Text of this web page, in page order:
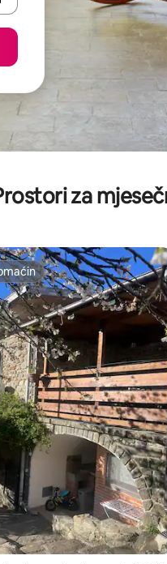
za
5, recenzija: 14